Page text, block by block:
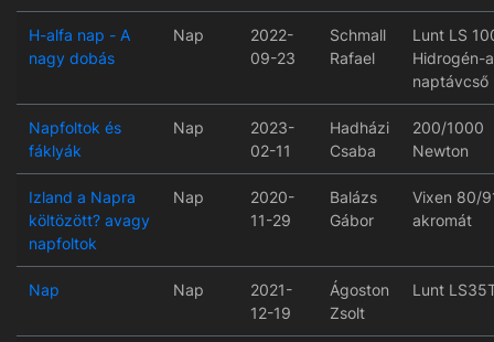
H-alfa nap - A
nagy dobás
Nap
2022-
09-23
Schmall
Rafael
Lunt LS
Hidrogén-
naptávcső
Napfoltok és
fáklyák
Nap
2023-
02-11
Hadházi
Csaba
200/1000
Newton
Izland a Napra
költözött? avagy
napfoltok
Nap
2020-
11-29
Balázs
Gábor
Vixen 80/
akromát
Nap Nap
2021-
12-19
Ágoston
Zsolt
Lunt